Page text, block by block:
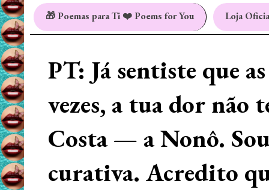
🎁 Poemas para Ti ❤️ Poems for You Loja
PT: Já sentiste que
vezes, a tua dor não
Costa — a Nonô.
curativa. Acredito